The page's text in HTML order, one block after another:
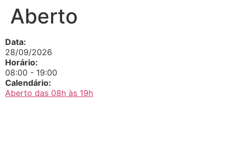
Aberto
Data:
28/09/2026
Horário:
08:00 - 19:00
Calendário:
Aberto das 08h às 19h